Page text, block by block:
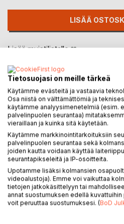
LISÄÄ
Lisää muistilistalle
KUVAUS
Minulla oli noin vuoden vanhat
viidenkympin puolipitkävartiset
niillä muutaman yli kymmenen
syksyllä Saariselällä ja kotona
lenkkejä. Kengät oli sisäänajettu,
Tietosuojasi on meille tärkeä
Käytämme evästeitä ja vastaavia
Osa niistä on välttämättömiä ja
käytämme analyysimenetelmiä (esim.
palvelinpuolen seurantaa)
vieraillaan ja kuinka sitä käytetään.
Käytämme markkinointitarkoituksiin
palvelinpuolen seurantaa sekä
joiden kautta voidaan käyttää
seurantapikseleitä ja IP-osoitteita.
Upotamme lisäksi kolmansien
videoalustoja). Emme voi vaikuttaa
tietojen jatkokäsittelyyn tai
annat suostumuksen edellä
voit peruuttaa suostumuksesi. (BoD